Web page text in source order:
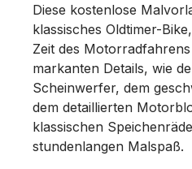
Diese kostenlose
klassisches Oldtimer-
Zeit des
markanten Details, wie
Scheinwerfer, dem
dem detaillierten
klassischen
stundenlangen Malspaß.